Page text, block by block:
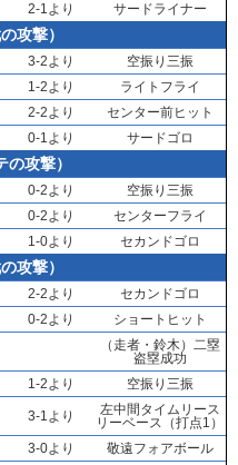
2-1より サードライナー
攻撃）
3-2より
空振り三振
1-2より
ライトフライ
2-2より
センター前ヒット
0-1より サードゴロ
攻撃）
0-2より
空振り三振
0-2より
センターフライ
1-0より セカンドゴロ
攻撃）
2-2より
セカンドゴロ
0-2より ショートヒット
（走者・ 鈴木）二塁
盗塁成功
1-2より 空振り三振
3-1より
左中間タイムリース
リーベース（打点1）
3-0より
敬遠フォアボール